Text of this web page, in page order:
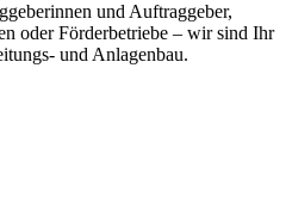
und Auftraggeber,
oder Förderbetriebe – wir sind Ihr
und Anlagenbau.